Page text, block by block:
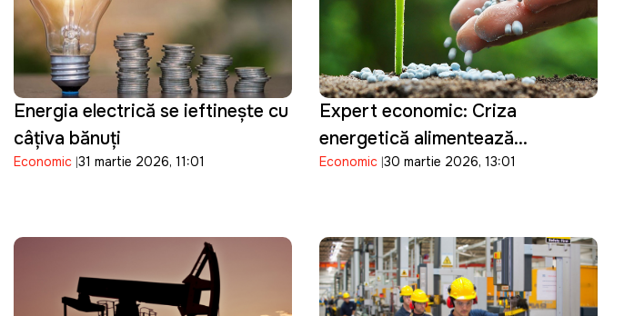
Energia electrică se ieftineşte cu
câţiva bănuţi
Economic 31 martie 2026, 11:01
Expert economic: Criza
energetică alimentează
scumpirea îngrășămintelor și
Economic 30 martie 2026, 13:01